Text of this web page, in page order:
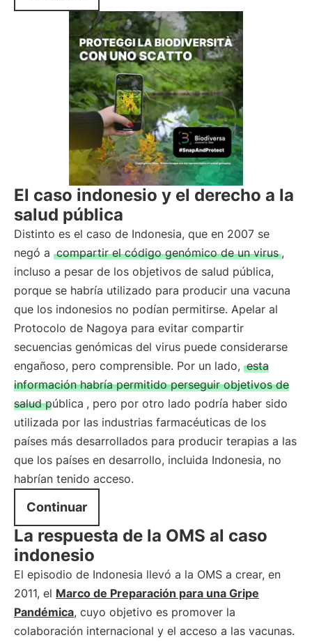
El caso indonesio y el derecho a la
salud pública
Distinto es el caso de Indonesia, que en 2007 se
negó a compartir el código genómico de un virus ,
incluso a pesar de los objetivos de salud pública,
porque se habría utilizado para producir una vacuna
que los indonesios no podían permitirse. Apelar al
Protocolo de Nagoya para evitar compartir
secuencias genómicas del virus puede considerarse
engañoso, pero comprensible. Por un lado, esta
información habría permitido perseguir objetivos de
salud pública , pero por otro lado podría haber sido
utilizada por las industrias farmacéuticas de los
países más desarrollados para producir terapias a las
que los países en desarrollo, incluida Indonesia, no
habrían tenido acceso.
Continuar
La respuesta de la OMS al caso
indonesio
El episodio de Indonesia llevó a la OMS a crear, en
2011, el Marco de Preparación para una Gripe
Pandémica, cuyo objetivo es promover la
colaboración internacional y el acceso a las vacunas.